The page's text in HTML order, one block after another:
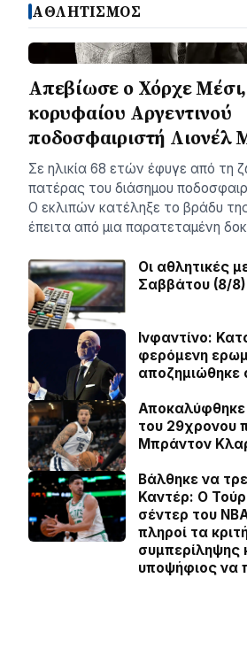
ΑΘΛΗΤΙΣΜΟΣ
Απεβίωσε ο Χόρχε
κορυφαίου Αργεντινού
ποδοσφαιριστή Λιονέλ
Σε ηλικία 68 ετών έφυγε από τη
πατέρας του διάσημου
Ο εκλιπών κατέληξε το βράδυ
έπειτα από μια παρατεταμένη
Οι αθλητικές
Σαββάτου (8/8)
Ινφαντίνο:
φερόμενη
αποζημιώθηκε
Αποκαλύφθηκε
του 29χρονου
Μπράντον
Βάλθηκε να
Καντέρ: Ο
σέντερ του
πληροί τα
συμπερίληψης
υποψήφιος να